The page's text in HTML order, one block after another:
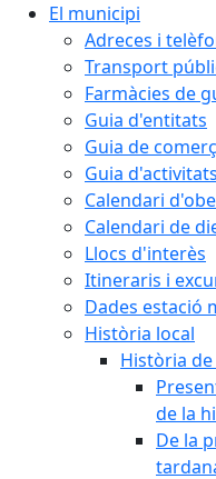
El municipi
Adreces i
Transport
Farmàcies de
Guia d'entitats
Guia de
Guia
Calendari
Calendari de
Llocs d'interès
Itineraris i
Dades estació
Història local
Història
de la
De la